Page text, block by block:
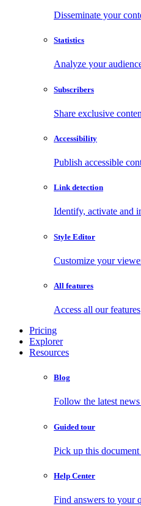
Disseminate your
Statistics
Analyze your
Subscribers
Share exclusive
Accessibility
Publish accessible
Link detection
Identify, activate and
Style Editor
Customize your
All features
Access all our features
Pricing
Explorer
Resources
Blog
Follow the latest
Guided tour
Pick up this
Help Center
Find answers to your